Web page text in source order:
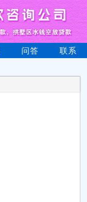
问答
联系